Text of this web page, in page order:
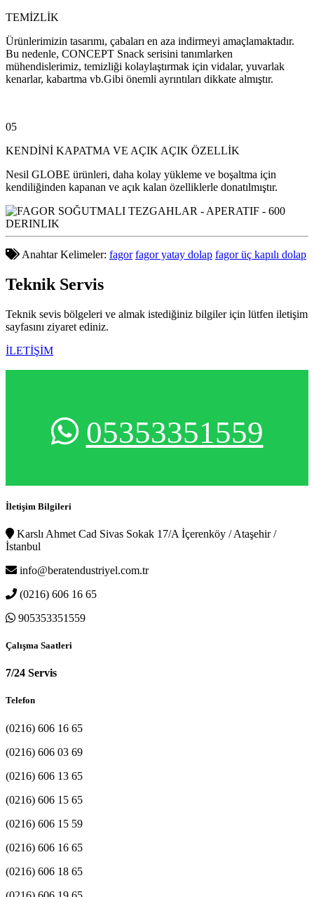
TEMİZLİK
Ürünlerimizin tasarımı, çabaları en aza indirmeyi amaçlamaktadır.
Bu nedenle, CONCEPT Snack serisini tanımlarken
mühendislerimiz, temizliği kolaylaştırmak için vidalar, yuvarlak
kenarlar, kabartma vb.Gibi önemli ayrıntıları dikkate almıştır.
05
KENDİNİ KAPATMA VE AÇIK AÇIK ÖZELLİK
Nesil GLOBE ürünleri, daha kolay yükleme ve boşaltma için
kendiliğinden kapanan ve açık kalan özelliklerle donatılmıştır.
Anahtar Kelimeler: fagor fagor yatay dolap fagor üç kapılı dolap
Teknik Servis
Teknik sevis bölgeleri ve almak istediğiniz bilgiler için lütfen iletişim
sayfasını ziyaret ediniz.
İLETİŞİM
05353351559
İletişim Bilgileri
Karslı Ahmet Cad Sivas Sokak 17/A İçerenköy / Ataşehir /
İstanbul
info@beratendustriyel.com.tr
(0216) 606 16 65
905353351559
Çalışma Saatleri
7/24 Servis
Telefon
(0216) 606 16 65
(0216) 606 03 69
(0216) 606 13 65
(0216) 606 15 65
(0216) 606 15 59
(0216) 606 16 65
(0216) 606 18 65